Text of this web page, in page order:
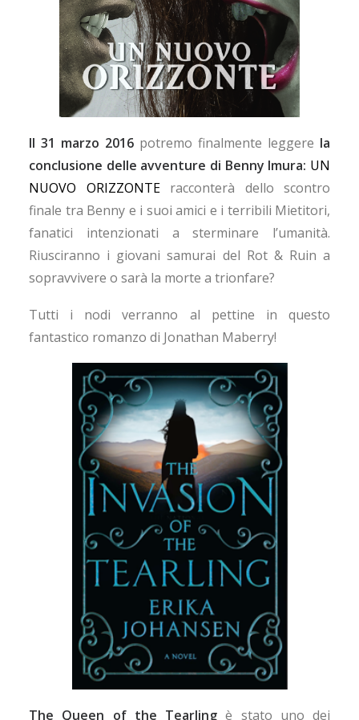
Il 31 marzo 2016 potremo finalmente leggere la
conclusione delle avventure di Benny Imura: UN
NUOVO ORIZZONTEracconterà dello scontro
finale tra Benny e i suoi amici e i terribili Mietitori,
fanatici intenzionati a sterminare l’umanità.
Riusciranno i giovani samurai del Rot & Ruin a
sopravvivere o sarà la morte a trionfare?
Tutti i nodi verranno al pettine in questo
fantastico romanzo di Jonathan Maberry!
The Queen of the Tearling è stato uno dei